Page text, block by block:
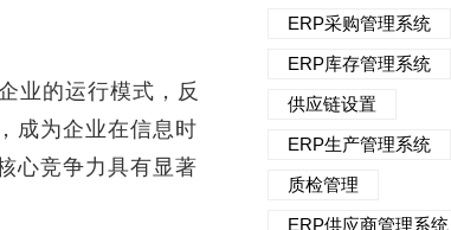
业的运行模式，反
成为企业在信息时
心竞争力具有显著
ERP采购管理系统
ERP库存管理系统
供应链设置
ERP生产管理系统
质检管理
ERP供应商管理系统